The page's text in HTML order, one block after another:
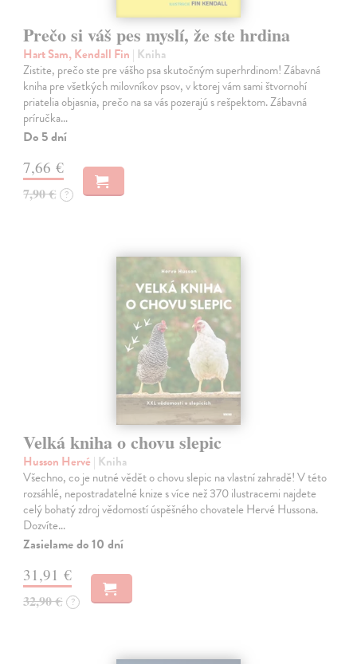
Prečo si váš pes myslí, že ste hrdina
Hart Sam, Kendall Fin | Kniha
Zistite, prečo ste pre vášho psa skutočným superhrdinom! Zábavná
kniha pre všetkých milovníkov psov, v ktorej vám sami štvornohí
priatelia objasnia, prečo na sa vás pozerajú s rešpektom. Zábavná
príručka…
Do 5 dní
7,66 €
7,90 € ?
Velká kniha o chovu slepic
Husson Hervé | Kniha
Všechno, co je nutné vědět o chovu slepic na vlastní zahradě! V této
rozsáhlé, nepostradatelné knize s více než 370 ilustracemi najdete
celý bohatý zdroj vědomostí úspěšného chovatele Hervé Hussona.
Dozvíte…
Zasielame do 10 dní
31,91 €
32,90 € ?